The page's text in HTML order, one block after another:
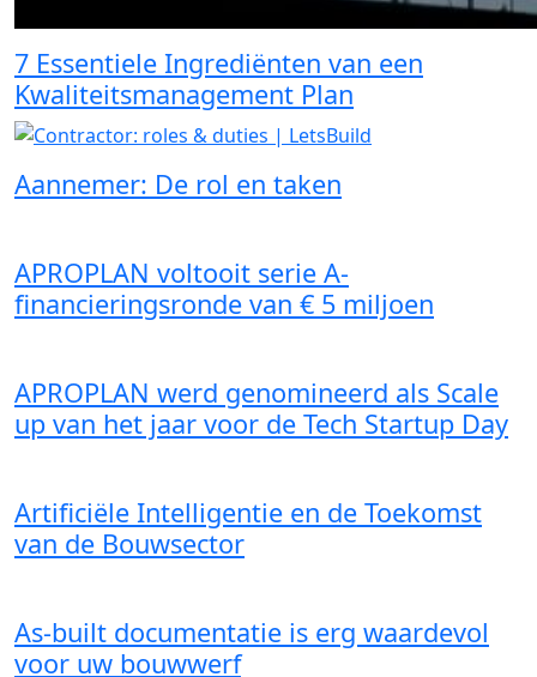
7 Essentiele Ingrediënten van een
Kwaliteitsmanagement Plan
Aannemer: De rol en taken
APROPLAN voltooit serie A-
financieringsronde van € 5 miljoen
APROPLAN werd genomineerd als Scale
up van het jaar voor de Tech Startup Day
Artificiële Intelligentie en de Toekomst
van de Bouwsector
As-built documentatie is erg waardevol
voor uw bouwwerf